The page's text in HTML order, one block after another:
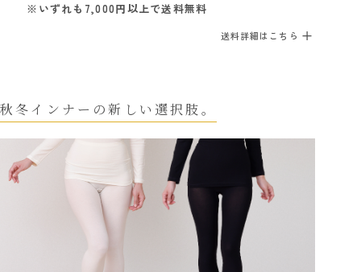
※いずれも7,000円以上で送料無料
送料詳細はこちら
秋冬インナーの新しい選択肢。